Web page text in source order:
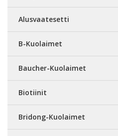
Alusvaatesetti
B-Kuolaimet
Baucher-Kuolaimet
Biotiinit
Bridong-Kuolaimet